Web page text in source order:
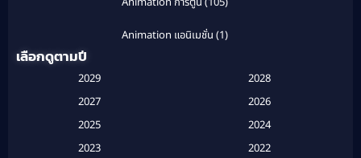
Animation แอนิเมชั่น (1)
เลือกดูตามปี
2029
2028
2027
2026
2025
2024
2023
2022